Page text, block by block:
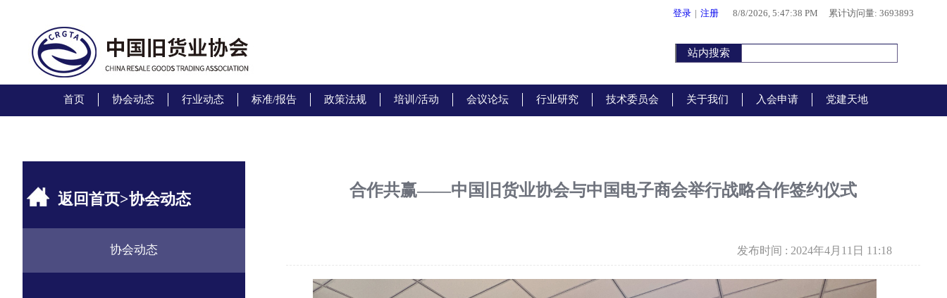
登录 | 注册 8/8/2026, 5:47:40 PM 累计访问量: 3693893
首页 协会动态 行业动态 标准/报告 政策法规 培训/活动 会议论坛 行业研究 技术委员会 关于我们 入会申请 党建天地
返回首页>协会动态
协会动态
合作共赢——中国旧货业协会与中国电子商会举行战略合作签约仪式
发布时间 : 2024年4月11日 11:18